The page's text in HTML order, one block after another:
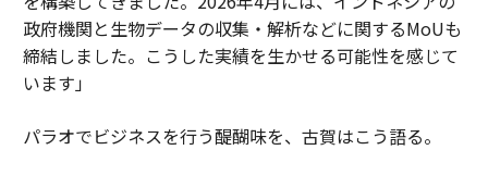
政府機関と生物データの収集・解析などに関するMoUも
締結しました。こうした実績を生かせる可能性を感じて
います」
パラオでビジネスを行う醍醐味を、古賀はこう語る。